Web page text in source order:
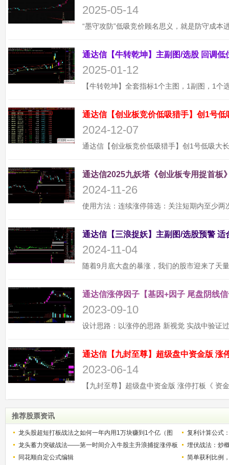
2025-05-14
2025-01-12
通达信【创业板竞价低吸猎手】创1号
2024-12-07
通达信2025九妖塔《创业板专用捉首板
2024-11-26
2024-11-04
通达信涨停因子【基因+因子 尾盘阴线
2023-09-10
2023-06-14
推荐股票资讯
龙头股超短打板战法之如何一年内用1万块赚到1个亿（图
解）
复利计算公式
少？
龙头蓄力突破战法——第一时间介入牛股主升浪捕捉涨停板
的技巧（图解）
埋伏战法：炒
同花顺自定公式编辑
简单获利比例